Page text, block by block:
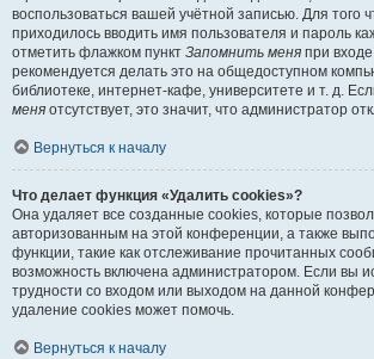
воспользоваться вашей учётной записью. Для того
приходилось вводить имя пользователя и пароль
отметить флажком пункт Запомнить меня при
рекомендуется делать это на общедоступном
библиотеке, интернет-кафе, университете и т. д.
меня отсутствует, это значит, что администратор
Вернуться к началу
Что делает функция «Удалить cookies»?
Она удаляет все созданные cookies, которые
авторизованным на этой конференции, а также
функции, такие как отслеживание прочитанных
возможность включена администратором. Если вы
трудности со входом или выходом на данной
удаление cookies может помочь.
Вернуться к началу